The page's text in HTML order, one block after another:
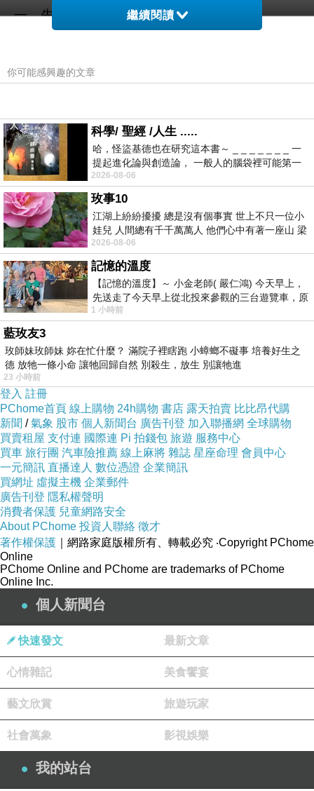
一、先確認你適不適合「副業創業」
你的現況
•
有固定收入來源
•
每週能固定挪出10～20小時
•
願意下班後繼續工作
心態
•
接受前期很慢
•
不期待1～3個月暴富
•
願意長期累積
•
能邊上班邊執行
二、選對副業方向
副業最好符合：
低成本
•
不需要大量資金
•
不需要租店面
•
不需要囤貨
可晚上執行
•
不依賴白天時間
•
可遠端進行
•
可利用零碎時間
能逐步放大
•
可從1人開始
•
•
不完全綁死工時
三、適合上班族的常見副業類型
技能型（最容易開始）
•
設計
•
剪輯
•
寫作
•
翻譯
•
行銷
社群代操
繼續閱讀
你可能感興趣的文章
科學/ 聖經 /人生 .....
哈，怪盜基德也在研究這本書～ _ _ _ _ _ _ _ 一
提起進化論與創造論， 一般人的腦袋裡可能第一
時間就有「 進化論很科
2026-08-06
玫事10
江湖上紛紛擾擾 總是沒有個事實 世上不只一位小
娃兒 人間總有千千萬萬人 他們心中有著一座山 梁
山佛山泰華衡恆嵩 一山之高
2026-08-06
記憶的溫度
【記憶的溫度】～ 小金老師( 嚴仁鴻) 今天早上，
先送走了今天早上從北投來參觀的三台遊覽車，原
以為展場已經差不多要安靜下來，卻發
1 小時前
藍玫友3
玫師妹玫師妹 妳在忙什麼？ 滿院子裡瞎跑 小蟑螂不礙事 培養好生之
德 放牠一條小命 讓牠回歸自然 別殺生，放生 別讓牠進
23 小時前
登入 註冊
PChome首頁 線上購物 24h購物 書店 露天拍賣 比比昂代購
新聞 /氣象 股市 個人新聞台 廣告刊登 加入聯播網 全球購物
買賣租屋 支付連 國際連 Pi 拍錢包 旅遊 服務中心
買車 旅行團 汽車險推薦 線上麻將 雜誌 星座命理 會員中心
一元簡訊 直播達人 數位憑證 企業簡訊
買網址 虛擬主機 企業郵件
廣告刊登 隱私權聲明
消費者保護 兒童網路安全
About PChome 投資人聯絡 徵才
著作權保護 ｜網路家庭版權所有、轉載必究 ‧Copyright PChome
Online
PChome Online and PChome are trademarks of PChome
Online Inc.
個人新聞台
快速發文 最新文章
心情雜記 美食饗宴
藝文欣賞 旅遊玩家
社會萬象 影視娛樂
我的站台